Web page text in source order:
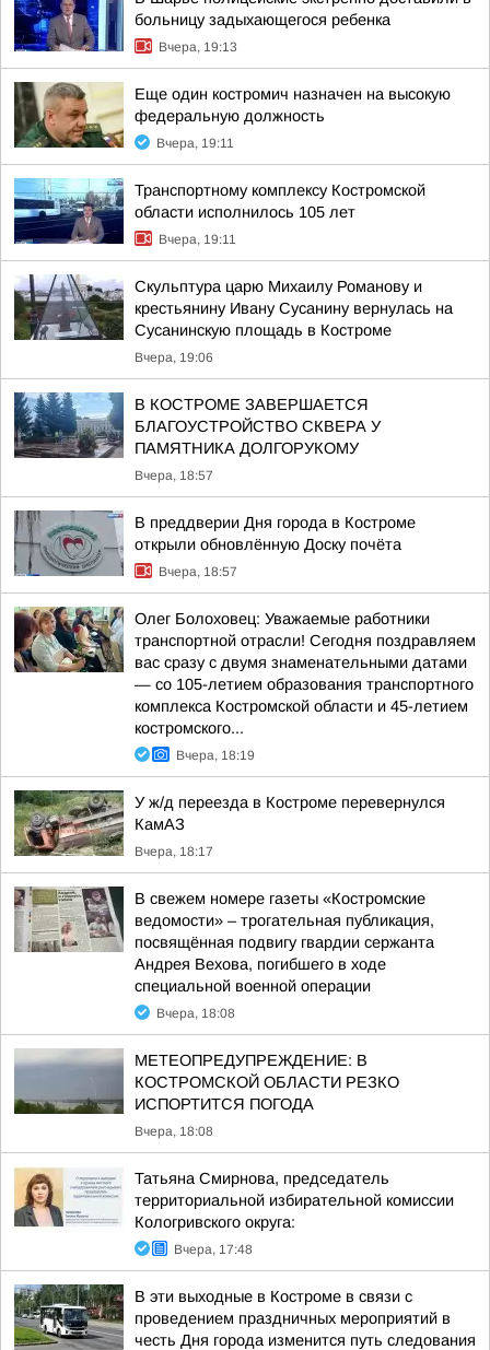
больницу задыхающегося ребенка
Вчера, 19:13
Еще один костромич назначен на высокую
федеральную должность
Вчера, 19:11
Транспортному комплексу Костромской
области исполнилось 105 лет
Вчера, 19:11
Скульптура царю Михаилу Романову и
крестьянину Ивану Сусанину вернулась на
Сусанинскую площадь в Костроме
Вчера, 19:06
В КОСТРОМЕ ЗАВЕРШАЕТСЯ
БЛАГОУСТРОЙСТВО СКВЕРА У
ПАМЯТНИКА ДОЛГОРУКОМУ
Вчера, 18:57
В преддверии Дня города в Костроме
открыли обновлённую Доску почёта
Вчера, 18:57
Олег Болоховец: Уважаемые работники
транспортной отрасли! Сегодня поздравляем
вас сразу с двумя знаменательными датами
— со 105-летием образования транспортного
комплекса Костромской области и 45-летием
костромского...
Вчера, 18:19
У ж/д переезда в Костроме перевернулся
КамАЗ
Вчера, 18:17
В свежем номере газеты «Костромские
ведомости» – трогательная публикация,
посвящённая подвигу гвардии сержанта
Андрея Вехова, погибшего в ходе
специальной военной операции
Вчера, 18:08
МЕТЕОПРЕДУПРЕЖДЕНИЕ: В
КОСТРОМСКОЙ ОБЛАСТИ РЕЗКО
ИСПОРТИТСЯ ПОГОДА
Вчера, 18:08
Татьяна Смирнова, председатель
территориальной избирательной комиссии
Кологривского округа:
Вчера, 17:48
В эти выходные в Костроме в связи с
проведением праздничных мероприятий в
честь Дня города изменится путь следования